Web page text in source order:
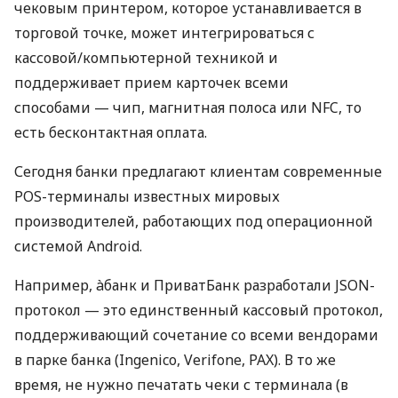
чековым принтером, которое устанавливается в
торговой точке, может интегрироваться с
кассовой/компьютерной техникой и
поддерживает прием карточек всеми
способами — чип, магнитная полоса или NFC, то
есть бесконтактная оплата.
Сегодня банки предлагают клиентам современные
POS-терминалы известных мировых
производителей, работающих под операционной
системой Android.
Например, àбанк и ПриватБанк разработали JSON-
протокол — это единственный кассовый протокол,
поддерживающий сочетание со всеми вендорами
в парке банка (Ingenico, Verifone, PAX). В то же
время, не нужно печатать чеки с терминала (в